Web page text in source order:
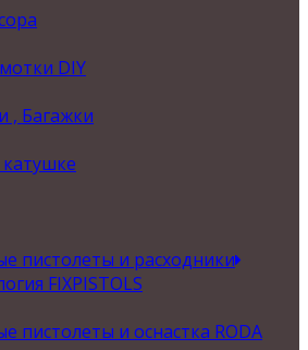
DIY
, Багажки
пистолеты и расходники
FIXPISTOLS
пистолеты и оснастка RODA